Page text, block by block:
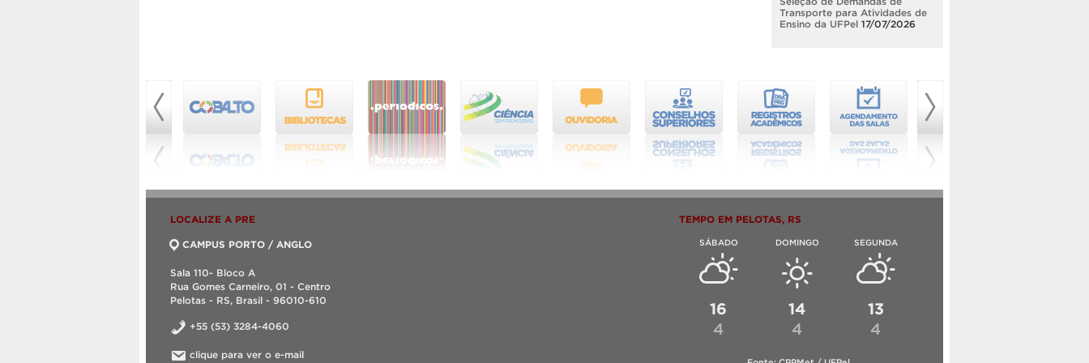
Transporte para Atividades de
Ensino da UFPel 17/07/2026
LOCALIZE A PRE
CAMPUS PORTO / ANGLO
Sala 110- Bloco A
Rua Gomes Carneiro, 01 - Centro
Pelotas - RS, Brasil - 96010-610
+55 (53) 3284-4060
clique para ver o e-mail
TEMPO EM PELOTAS, RS
SÁBADO
16
4
DOMINGO
14
4
SEGUNDA
13
4